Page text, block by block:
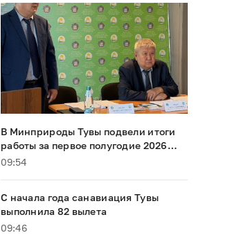
В Минприроды Тувы подвели итоги
работы за первое полугодие 2026
года
09:54
С начала года санавиация Тувы
выполнила 82 вылета
09:46